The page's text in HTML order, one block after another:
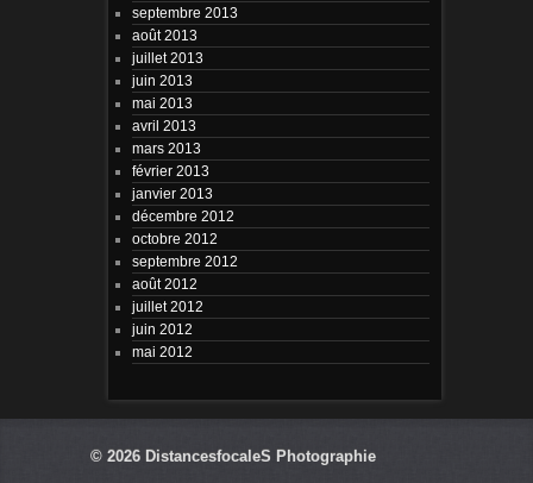
septembre 2013
août 2013
juillet 2013
juin 2013
mai 2013
avril 2013
mars 2013
février 2013
janvier 2013
décembre 2012
octobre 2012
septembre 2012
août 2012
juillet 2012
juin 2012
mai 2012
© 2026 DistancesfocaleS Photographie